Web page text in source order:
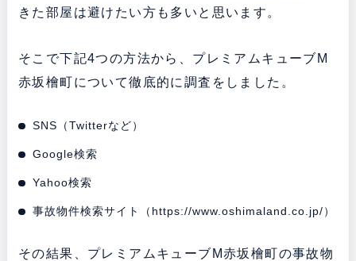
きた部屋は避けたい方も多いと思います。
そこで下記4つの方法から、プレミアムキューブM
赤坂檜町について徹底的に調査をしました。
SNS（Twitterなど）
Google検索
Yahoo検索
事故物件検索サイト（ https://www.oshimaland.co.jp/）
その結果、プレミアムキューブM赤坂檜町の事故物